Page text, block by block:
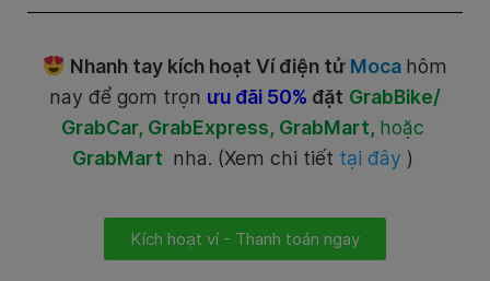
Nhanh tay kích hoạt Ví điện tử Moca hôm
nay để gom trọn ưu đãi 50% đặt GrabBike/
GrabCar, GrabExpress, GrabMart, hoặc
GrabMart nha. (Xem chi tiết tại đây )
Kích hoạt ví - Thanh toán ngay